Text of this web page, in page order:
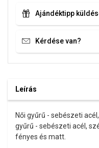
Ajándéktipp
Kérdése van?
Leírás
Női gyűrű - sebészeti
gyűrű - sebészeti acél,
fényes és matt.